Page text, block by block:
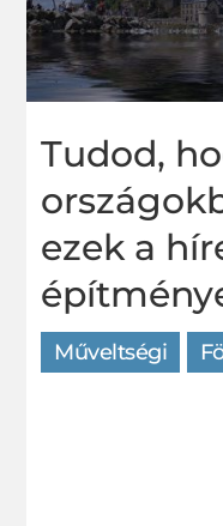
Tudod,
ezek a
Műveltségi